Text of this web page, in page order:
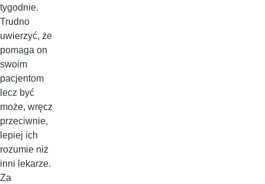
tygodnie.
Trudno
uwierzyć, że
pomaga on
swoim
pacjentom
lecz być
może, wręcz
przeciwnie,
lepiej ich
rozumie niż
inni lekarze.
Za